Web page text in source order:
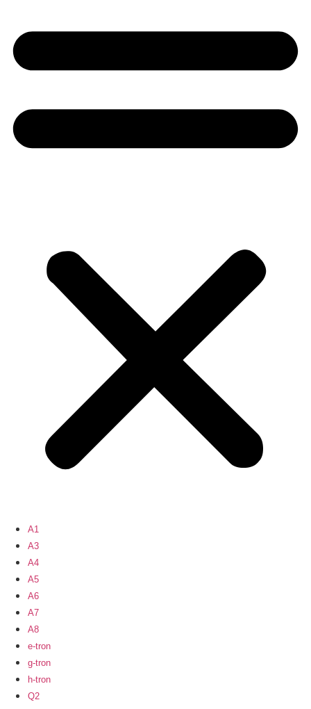
A1
A3
A4
A5
A6
A7
A8
e-tron
g-tron
h-tron
Q2